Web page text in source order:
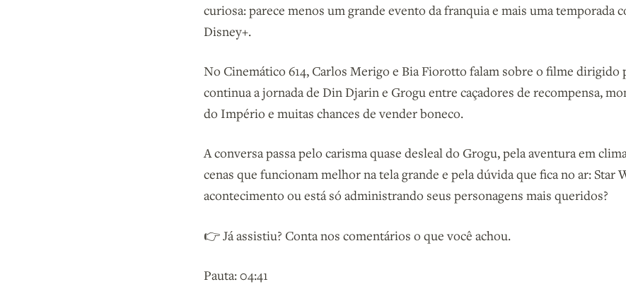
curiosa: parece menos um grande evento da franquia e mais uma temporada
Disney+.
No Cinemático 614, Carlos Merigo e Bia Fiorotto falam sobre o filme dirigido
continua a jornada de Din Djarin e Grogu entre caçadores de recompensa,
do Império e muitas chances de vender boneco.
A conversa passa pelo carisma quase desleal do Grogu, pela aventura em
cenas que funcionam melhor na tela grande e pela dúvida que fica no ar: Star
acontecimento ou está só administrando seus personagens mais queridos?
👉 Já assistiu? Conta nos comentários o que você achou.
Pauta: 04:41